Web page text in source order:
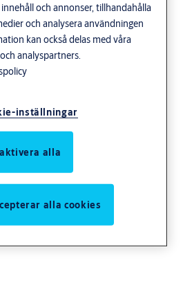
och annonser, tillhandahålla
och analysera användningen
kan också delas med våra
analyspartners.
inställningar
alla
alla cookies